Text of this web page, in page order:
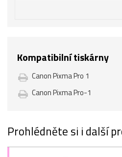
Kompatibilní tiskárny
Canon Pixma Pro 1
Canon Pixma Pro-1
Prohlédněte si i další